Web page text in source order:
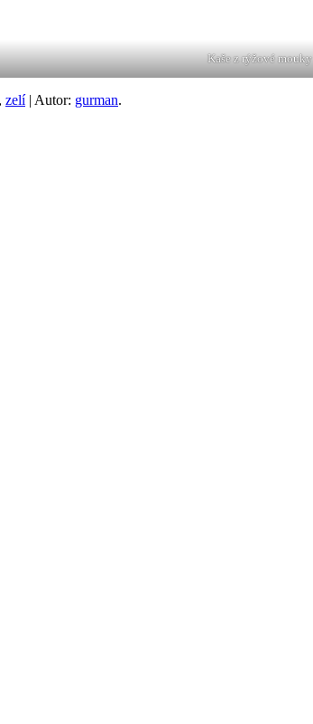
Kaše z rýžové mouky
zelí| Autor: gurman.